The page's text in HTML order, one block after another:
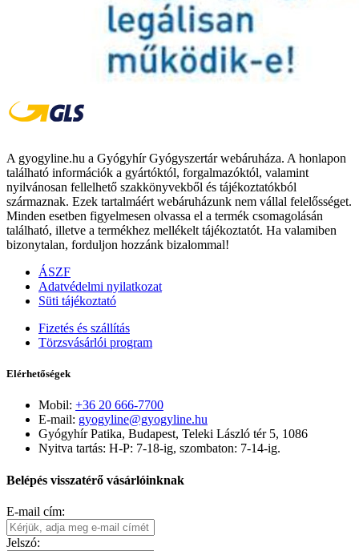
A gyogyline.hu a Gyógyhír Gyógyszertár webáruháza. A honlapon
található információk a gyártóktól, forgalmazóktól, valamint
nyilvánosan fellelhető szakkönyvekből és tájékoztatókból
származnak. Ezek tartalmáért webáruházunk nem vállal felelősséget.
Minden esetben figyelmesen olvassa el a termék csomagolásán
található, illetve a termékhez mellékelt tájékoztatót. Ha valamiben
bizonytalan, forduljon hozzánk bizalommal!
ÁSZF
Adatvédelmi nyilatkozat
Süti tájékoztató
Fizetés és szállítás
Törzsvásárlói program
Elérhetőségek
Mobil: +36 20 666-7700
E-mail: gyogyline@gyogyline.hu
Gyógyhír Patika, Budapest, Teleki László tér 5, 1086
Nyitva tartás: H-P: 7-18-ig, szombaton: 7-14-ig.
Belépés visszatérő vásárlóinknak
E-mail cím:
Jelszó: